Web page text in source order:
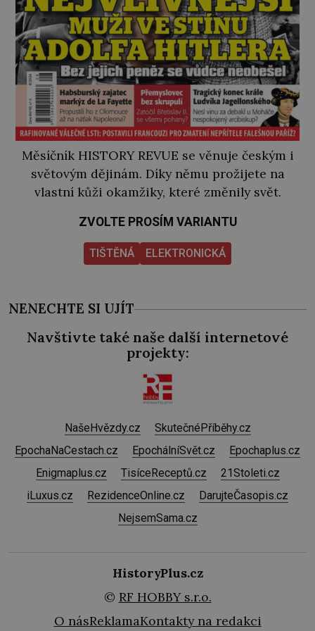
Měsíčník HISTORY REVUE se věnuje českým i
světovým dějinám. Díky němu prožijete na
vlastní kůži okamžiky, které změnily svět.
ZVOLTE PROSÍM VARIANTU
TIŠTĚNÁ ELEKTRONICKÁ
NENECHTE SI UJÍT
Navštivte také naše další internetové
projekty:
NašeHvězdy.cz
SkutečnéPříběhy.cz
EpochaNaCestach.cz
EpochálníSvět.cz
Epochaplus.cz
Enigmaplus.cz
TisíceReceptů.cz
21Stoleti.cz
iLuxus.cz
RezidenceOnline.cz
DarujteČasopis.cz
NejsemSama.cz
HistoryPlus.cz
© RF HOBBY s.r.o.
O násReklamaKontakty na redakci